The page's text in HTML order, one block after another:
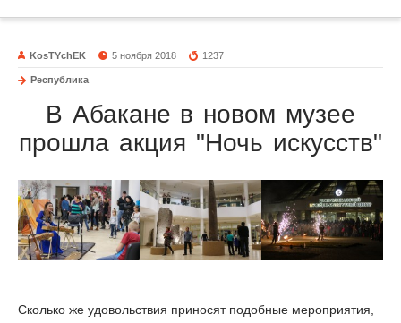
KosTYchEK 5 ноября 2018 1237
Республика
В Абакане в новом музее
прошла акция "Ночь искусств"
Сколько же удовольствия приносят подобные мероприятия,